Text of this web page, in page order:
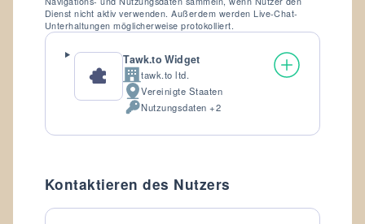
Dienst nicht aktiv verwenden. Außerdem werden Live-Chat-
Unterhaltungen möglicherweise protokolliert.
Tawk.to Widget
Firma:tawk.to ltd.
Verarbeitungsort:
Vereinigte Staaten
Verarbeitete
Daten:
Nutzungsdaten +2
Kontaktieren des Nutzers